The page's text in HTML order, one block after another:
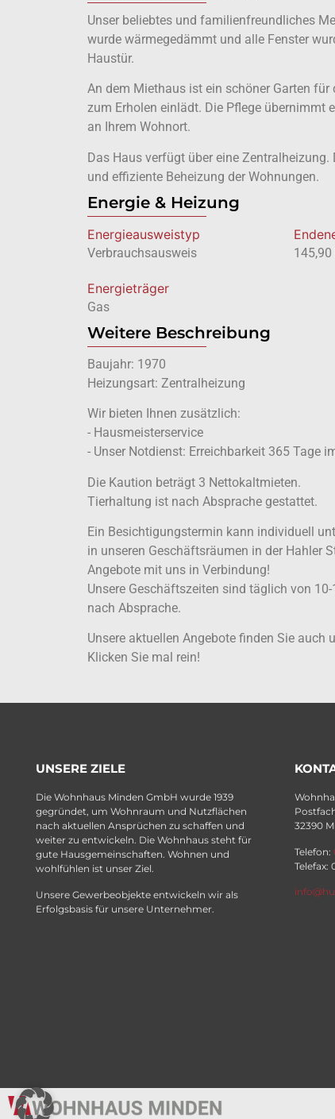
Unser beliebtes und familienfreundliches
wurde wärmegedämmt und alle Fenster
Haustür.
An dem Miethaus ist ein schöner Garten
zum Erholen einlädt. Die Pflege übernimmt
an Ihrem Wohnort.
Das Haus verfügt über eine
und effiziente Beheizung der Wohnungen.
Energie & Heizung
Energie­ausweistyp
Verbrauchsausweis 145,90
Energieträger
Gas
Weitere Beschreibung
Baujahr: 1970
Heizungsart: Zentralheizung
Wir bieten Ihnen zusätzlich:
- Hausmeisterservice
- Unser Notdienst: Erreichbarkeit 365 Tage
Die Kaution beträgt 3 Nettokaltmieten.
Tierhaltung ist nach Absprache gestattet.
Ein Besichtigungstermin kann individuell
in unseren Geschäftsräumen in der Hahler
Angebote mit uns in Verbindung!
Unsere Geschäftszeiten sind täglich von
nach Absprache.
Unsere aktuellen Angebote finden Sie auch
Klicken Sie mal rein!
UNSERE ZIELE
Die Wohnhaus Minden GmbH wurde 1939
gegründet, um Wohnraum und Nutzflächen
nach aktuellen Ansprüchen zu schaffen und
weiter zu entwickeln. Die Wohnhaus steht für
gute Hausgemeinschaften. Wohnen und
wohlfühlen ist unser Ziel.
Unsere Gewerbeobjekte entwickeln wir als
Erfolgsbasis für unsere Unternehmer.
32390
Telefon:
Telefax: